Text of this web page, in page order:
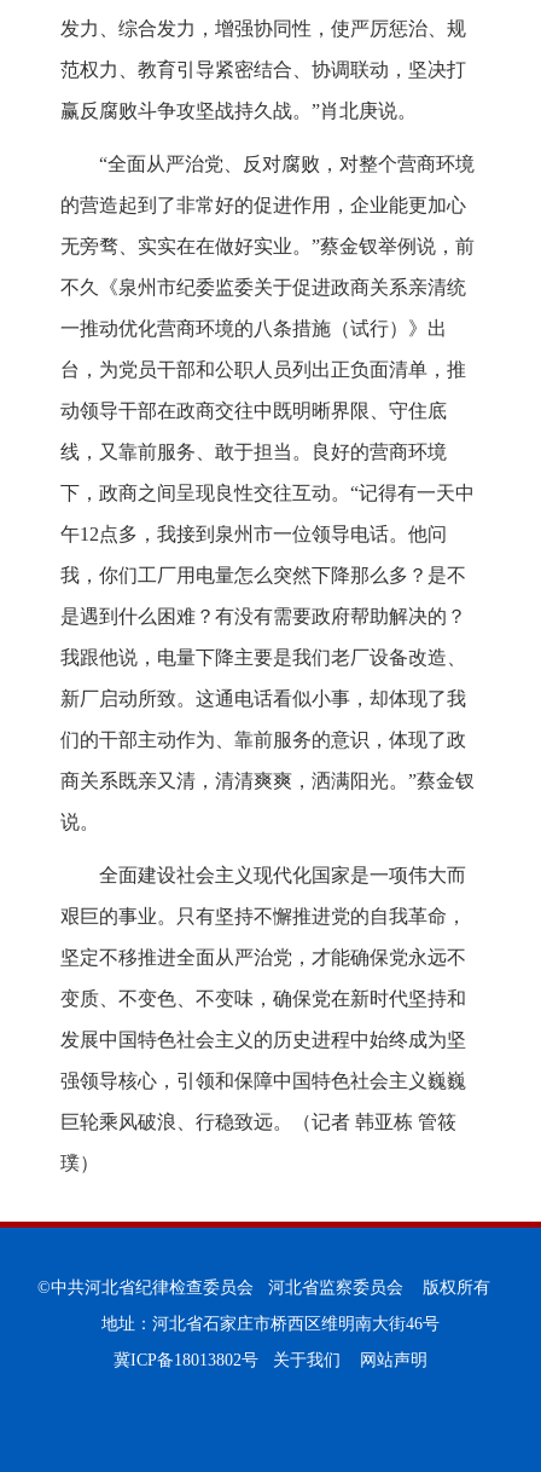
发力、综合发力，增强协同性，使严厉惩治、规
范权力、教育引导紧密结合、协调联动，坚决打
赢反腐败斗争攻坚战持久战。”肖北庚说。
“全面从严治党、反对腐败，对整个营商环境
的营造起到了非常好的促进作用，企业能更加心
无旁骛、实实在在做好实业。”蔡金钗举例说，前
不久《泉州市纪委监委关于促进政商关系亲清统
一推动优化营商环境的八条措施（试行）》出
台，为党员干部和公职人员列出正负面清单，推
动领导干部在政商交往中既明晰界限、守住底
线，又靠前服务、敢于担当。良好的营商环境
下，政商之间呈现良性交往互动。“记得有一天中
午12点多，我接到泉州市一位领导电话。他问
我，你们工厂用电量怎么突然下降那么多？是不
是遇到什么困难？有没有需要政府帮助解决的？
我跟他说，电量下降主要是我们老厂设备改造、
新厂启动所致。这通电话看似小事，却体现了我
们的干部主动作为、靠前服务的意识，体现了政
商关系既亲又清，清清爽爽，洒满阳光。”蔡金钗
说。
全面建设社会主义现代化国家是一项伟大而
艰巨的事业。只有坚持不懈推进党的自我革命，
坚定不移推进全面从严治党，才能确保党永远不
变质、不变色、不变味，确保党在新时代坚持和
发展中国特色社会主义的历史进程中始终成为坚
强领导核心，引领和保障中国特色社会主义巍巍
巨轮乘风破浪、行稳致远。（记者 韩亚栋 管筱
璞）
©中共河北省纪律检查委员会 河北省监察委员会 版权所有
地址：河北省石家庄市桥西区维明南大街46号
冀ICP备18013802号
关于我们 网站声明